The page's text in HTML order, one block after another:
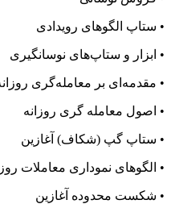
• ستاپ الگوهای رویدادی
• ابزار و ستاپ‌های نوسانگیری
• مقدمه‌ای بر معامله‌گری
• اصول معامله گری روزانه
• ستاپ گپ (شکاف) آغازین
• الگوهای نموداری معاملات
• شکست محدوده آغازین